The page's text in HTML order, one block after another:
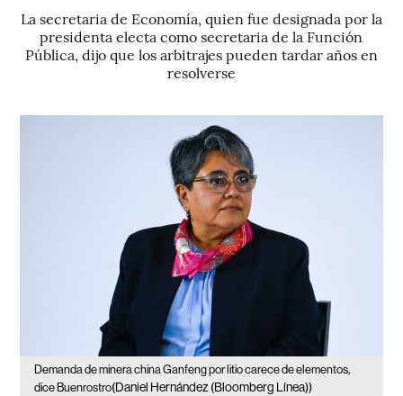
La secretaria de Economía, quien fue designada por la
presidenta electa como secretaria de la Función
Pública, dijo que los arbitrajes pueden tardar años en
resolverse
Demanda de minera china Ganfeng por litio carece de elementos,
dice Buenrostro(Daniel Hernández (Bloomberg Línea))